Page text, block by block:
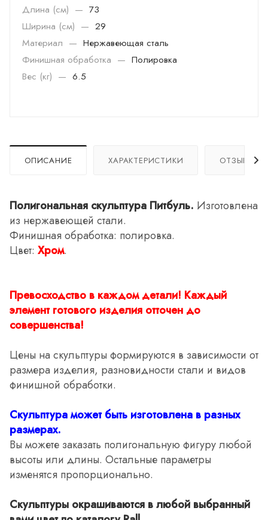
Длина (см) — 73
Ширина (см) — 29
Материал — Нержавеющая сталь
Финишная обработка — Полировка
Вес (кг) — 6.5
ОПИСАНИЕ ХАРАКТЕРИСТИКИ ОТЗЫВЫ
Полигональная скульптура Питбуль. Изготовлена
из нержавеющей стали.
Финишная обработка: полировка.
Цвет: Хром.
Превосходство в каждом детали! Каждый
элемент готового изделия отточен до
совершенства!
Цены на скульптуры формируются в зависимости от
размера изделия, разновидности стали и видов
финишной обработки.
Скульптура может быть изготовлена в разных
размерах.
Вы можете заказать полигональную фигуру любой
высоты или длины. Остальные параметры
изменятся пропорционально.
Скульптуры окрашиваются в любой выбранный